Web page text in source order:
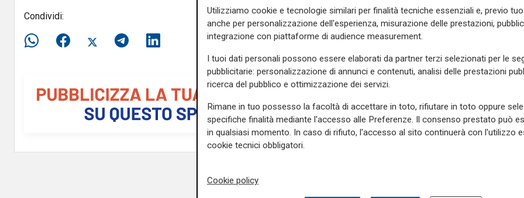
Condividi:
Innovazione
Dolomiti Energia
climate tech:
la transizione
Utilizziamo cookie e tecnologie similari per finalità tecniche essenziali e, previo
anche per personalizzazione dell'esperienza, misurazione delle prestazioni,
integrazione con piattaforme di audience measurement.
I tuoi dati personali possono essere elaborati da partner terzi selezionati per le
pubblicitarie: personalizzazione di annunci e contenuti, analisi delle prestazioni
ricerca del pubblico e ottimizzazione dei servizi.
Rimane in tuo possesso la facoltà di accettare in toto, rifiutare in toto oppure
specifiche finalità mediante l'accesso alle Preferenze. Il consenso prestato può
in qualsiasi momento. In caso di rifiuto, l'accesso al sito continuerà con l'utilizzo
cookie tecnici obbligatori.
Cookie policy